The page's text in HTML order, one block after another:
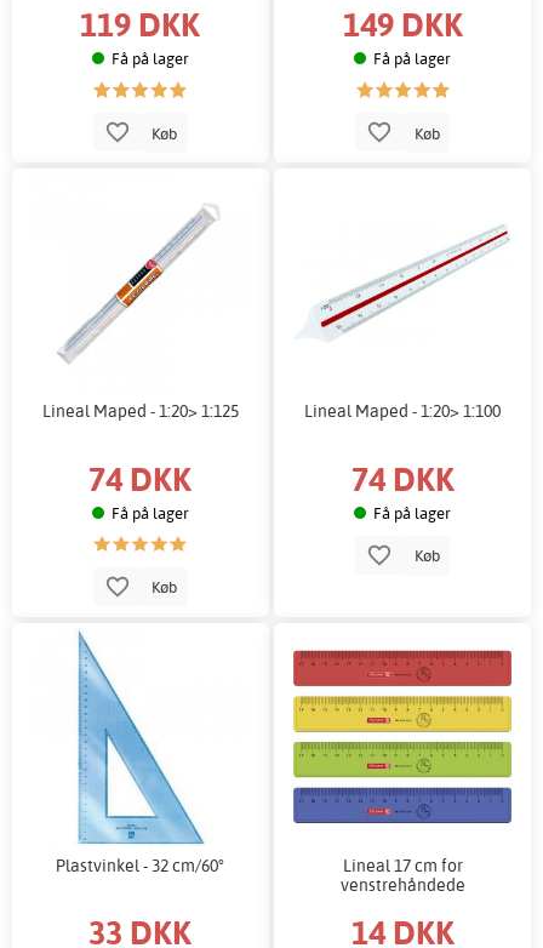
119 DKK
Få på lager
Køb
149 DKK
Få på lager
Køb
Lineal Maped - 1:20> 1:125
74 DKK
Få på lager
Køb
Lineal Maped - 1:20> 1:100
74 DKK
Få på lager
Køb
Plastvinkel - 32 cm/60°
33 DKK
Lineal 17 cm for
venstrehåndede
14 DKK